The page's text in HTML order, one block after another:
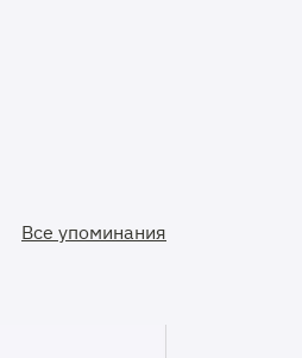
Все упоминания